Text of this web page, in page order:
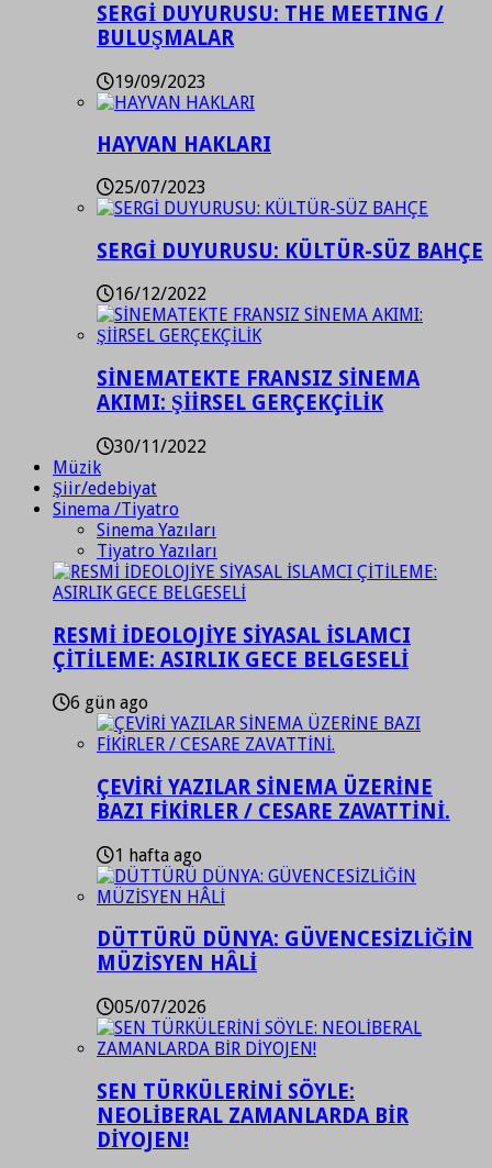
SERGİ DUYURUSU: THE MEETING /
BULUŞMALAR
19/09/2023
HAYVAN HAKLARI
25/07/2023
SERGİ DUYURUSU: KÜLTÜR-SÜZ BAHÇE
16/12/2022
SİNEMATEKTE FRANSIZ SİNEMA
AKIMI: ŞİİRSEL GERÇEKÇİLİK
30/11/2022
Müzik
Şiir/edebiyat
Sinema /Tiyatro
Sinema Yazıları
Tiyatro Yazıları
RESMİ İDEOLOJİYE SİYASAL İSLAMCI
ÇİTİLEME: ASIRLIK GECE BELGESELİ
6 gün ago
ÇEVİRİ YAZILAR SİNEMA ÜZERİNE
BAZI FİKİRLER / CESARE ZAVATTİNİ.
1 hafta ago
DÜTTÜRÜ DÜNYA: GÜVENCESİZLİĞİN
MÜZİSYEN HÂLİ
05/07/2026
SEN TÜRKÜLERİNİ SÖYLE:
NEOLİBERAL ZAMANLARDA BİR
DİYOJEN!